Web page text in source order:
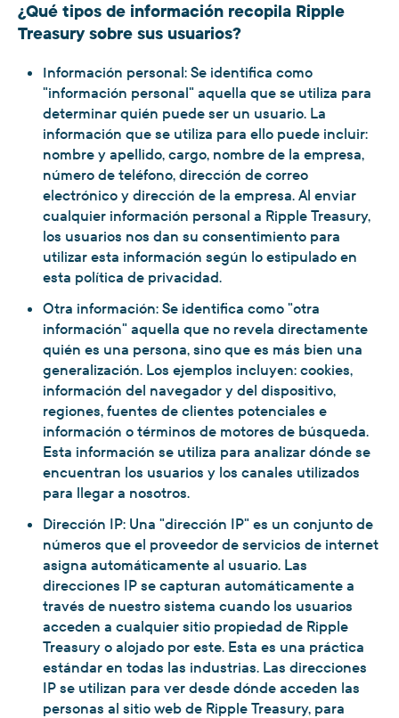
¿Qué tipos de información recopila Ripple
Treasury sobre sus usuarios?
Información personal: Se identifica como
"información personal" aquella que se utiliza para
determinar quién puede ser un usuario. La
información que se utiliza para ello puede incluir:
nombre y apellido, cargo, nombre de la empresa,
número de teléfono, dirección de correo
electrónico y dirección de la empresa. Al enviar
cualquier información personal a Ripple Treasury,
los usuarios nos dan su consentimiento para
utilizar esta información según lo estipulado en
esta política de privacidad.
Otra información: Se identifica como "otra
información" aquella que no revela directamente
quién es una persona, sino que es más bien una
generalización. Los ejemplos incluyen: cookies,
información del navegador y del dispositivo,
regiones, fuentes de clientes potenciales e
información o términos de motores de búsqueda.
Esta información se utiliza para analizar dónde se
encuentran los usuarios y los canales utilizados
para llegar a nosotros.
Dirección IP: Una "dirección IP" es un conjunto de
números que el proveedor de servicios de internet
asigna automáticamente al usuario. Las
direcciones IP se capturan automáticamente a
través de nuestro sistema cuando los usuarios
acceden a cualquier sitio propiedad de Ripple
Treasury o alojado por este. Esta es una práctica
estándar en todas las industrias. Las direcciones
IP se utilizan para ver desde dónde acceden las
personas al sitio web de Ripple Treasury, para